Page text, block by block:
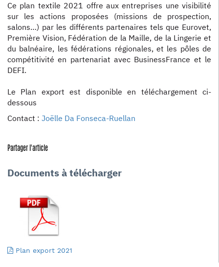
Ce plan textile 2021 offre aux entreprises une visibilité
sur les actions proposées (missions de prospection,
salons…) par les différents partenaires tels que Eurovet,
Première Vision, Fédération de la Maille, de la Lingerie et
du balnéaire, les fédérations régionales, et les pôles de
compétitivité en partenariat avec BusinessFrance et le
DEFI.
Le Plan export est disponible en téléchargement ci-
dessous
Contact : Joëlle Da Fonseca-Ruellan
Partager l'article
Documents à télécharger
Plan export 2021